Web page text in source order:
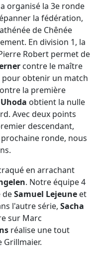
organisé la 3e ronde
la fédération,
de Chênée
En division 1, la
Robert permet de
contre le maître
pour obtenir un match
la première
obtient la nulle
Avec deux points
descendant,
ronde, nous
en arrachant
. Notre équipe 4
deSamuel Lejeune et
l'autre série, Sacha
sur Marc
réalise une tout
Grillmaier.